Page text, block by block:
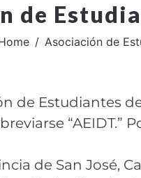
de
Asociación de
de Estudiantes
“AEIDT.”
de San José,